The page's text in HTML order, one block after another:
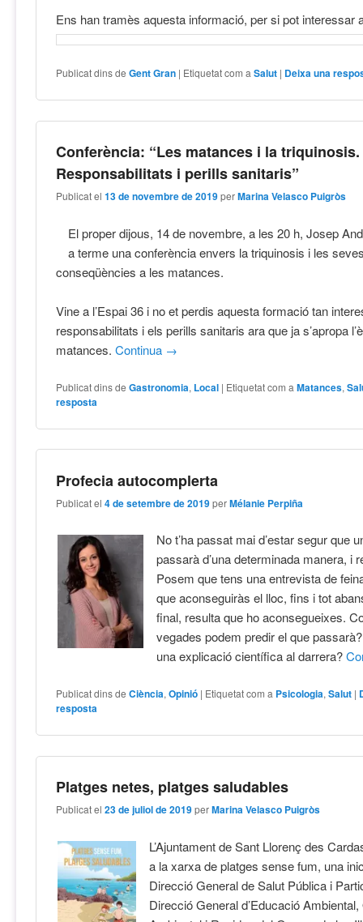
Ens han tramès aquesta informació, per si pot interessar
Publicat dins de Gent Gran | Etiquetat com a Salut | Deixa una
Conferència: “Les matances i la triquinosis.
Responsabilitats i perills sanitaris”
Publicat el13 de novembre de 2019 perMarina Velasco Puigròs
El proper dijous, 14 de novembre, a les 20 h, Josep
a terme una conferència envers la triquinosis i les
conseqüències a les matances.
Vine a l’Espai 36 i no et perdis aquesta formació tan
responsabilitats i els perills sanitaris ara que ja s’apropa
matances.Continua →
Publicat dins de Gastronomia, Local | Etiquetat com a Matances,
resposta
Profecia autocomplerta
Publicat el4 de setembre de 2019 perMélanie Perpiña
No t’ha passat mai d’estar segur que
passarà d’una determinada manera, i
Posem que tens una entrevista de
que aconseguiràs el lloc, fins i tot
final, resulta que ho aconsegueixes.
vegades podem predir el que
una explicació científica al darrera?
Publicat dins de Ciència,Opinió | Etiquetat com a Psicologia,Salut |
resposta
Platges netes, platges saludables
Publicat el23 de juliol de 2019 perMarina Velasco Puigròs
L’Ajuntament de Sant Llorenç des
a la xarxa de platges sense fum, una
Direcció General de Salut Pública i
Direcció General d’Educació